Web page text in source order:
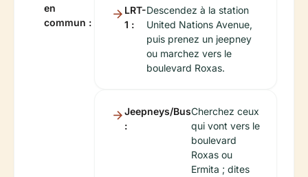
en
commun :
LRT-
1 :
Descendez à la station
United Nations Avenue,
puis prenez un jeepney
ou marchez vers le
boulevard Roxas.
Jeepneys/Bus
:
Cherchez ceux
qui vont vers le
boulevard
Roxas ou
Ermita ; dites